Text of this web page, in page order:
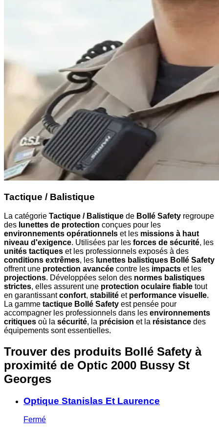
Tactique / Balistique
La catégorie Tactique / Balistique de Bollé Safety regroupe
des lunettes de protection conçues pour les
environnements opérationnels et les missions à haut
niveau d'exigence. Utilisées par les forces de sécurité, les
unités tactiques et les professionnels exposés à des
conditions extrêmes, les lunettes balistiques Bollé Safety
offrent une protection avancée contre les impacts et les
projections. Développées selon des normes balistiques
strictes, elles assurent une protection oculaire fiable tout
en garantissantconfort, stabilité et performance visuelle.
La gamme tactique Bollé Safety est pensée pour
accompagner les professionnels dans les environnements
critiques où la sécurité, la précision et la résistance des
équipements sont essentielles.
Trouver des produits Bollé Safety à
proximité de Optic 2000 Bussy St
Georges
Optique Stanislas Et Laurence
Fermé